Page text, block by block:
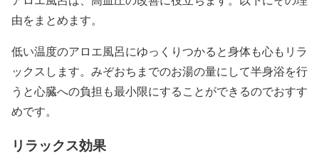
由をまとめます。
低い温度のアロエ風呂にゆっくりつかると身体も心もリラ
ックスします。みぞおちまでのお湯の量にして半身浴を行
うと心臓への負担も最小限にすることができるのでおすす
めです。
リラックス効果